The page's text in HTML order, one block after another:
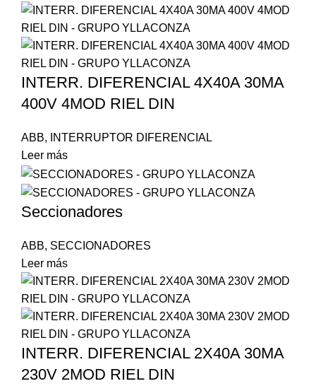
INTERR. DIFERENCIAL 4X40A 30MA
400V 4MOD RIEL DIN
ABB,
INTERRUPTOR DIFERENCIAL
Leer más
Seccionadores
ABB, SECCIONADORES
Leer más
INTERR. DIFERENCIAL 2X40A 30MA
230V 2MOD RIEL DIN